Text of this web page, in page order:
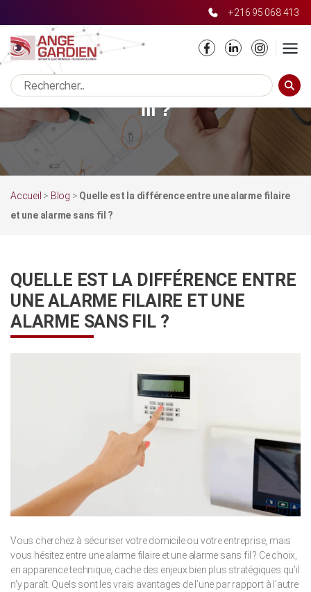
+216 95 068 413
Quelle est la différence entre une
alarme filaire et une alarme sans
fil ?
Accueil > Blog > Quelle est la différence entre une alarme filaire
et une alarme sans fil ?
QUELLE EST LA DIFFÉRENCE ENTRE
UNE ALARME FILAIRE ET UNE
ALARME SANS FIL ?
Vous cherchez à sécuriser votre domicile ou votre entreprise, mais
vous hésitez entre une alarme filaire et une alarme sans fil ? Ce choix,
en apparence technique, cache des enjeux bien plus stratégiques qu’il
n’y paraît. Quels sont les vrais avantages de l’une par rapport à l’autre